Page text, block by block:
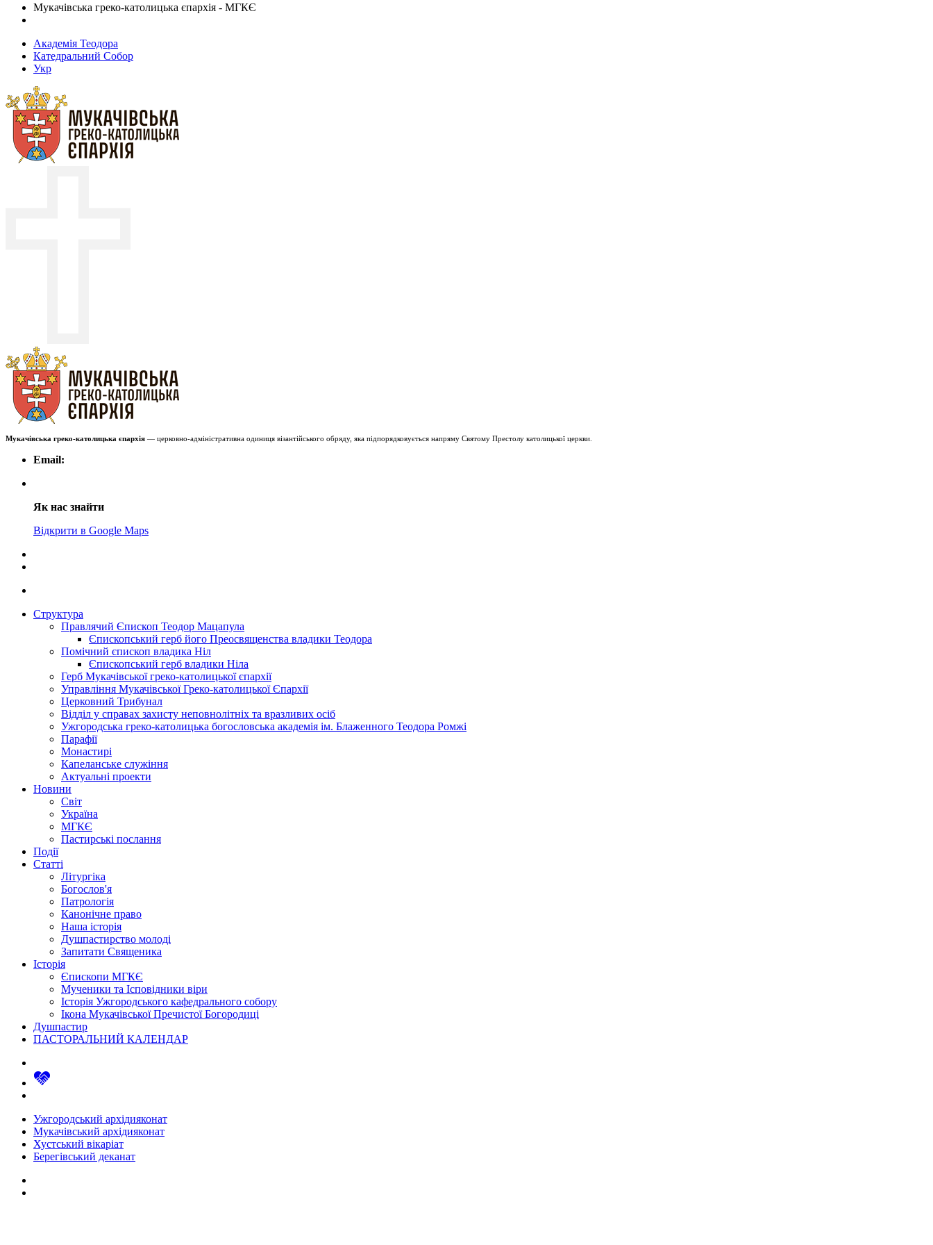
Мукачівська греко-католицька єпархія - МГКЄ
Академія Теодора
Катедральний Собор
Укр
Мукачівська греко-католицька єпархія — церковно-адміністративна одиниця візантійського обряду, яка підпорядковується напряму Святому Престолу католицької церкви.
Email:
Як нас знайти
Відкрити в Google Maps
Структура
Правлячий Єпископ Теодор Мацапула
Єпископський герб його Преосвященства владики Теодора
Помічний єпископ владика Ніл
Єпископський герб владики Ніла
Герб Мукачівської греко-католицької єпархії
Управління Мукачівської Греко-католицької Єпархії
Церковний Трибунал
Відділ у справах захисту неповнолітніх та вразливих осіб
Ужгородська греко-католицька богословська академія ім. Блаженного Теодора Ромжі
Парафії
Монастирі
Капеланське служіння
Актуальні проекти
Новини
Світ
Україна
МГКЄ
Пастирські послання
Події
Статті
Літургіка
Богослов'я
Патрологія
Канонічне право
Наша історія
Душпастирство молоді
Запитати Священика
Історія
Єпископи МГКЄ
Мученики та Ісповідники віри
Історія Ужгородського кафедрального собору
Ікона Мукачівської Пречистої Богородиці
Душпастир
ПАСТОРАЛЬНИЙ КАЛЕНДАР
Ужгородський архідияконат
Мукачівський архідияконат
Хустський вікаріат
Берегівський деканат